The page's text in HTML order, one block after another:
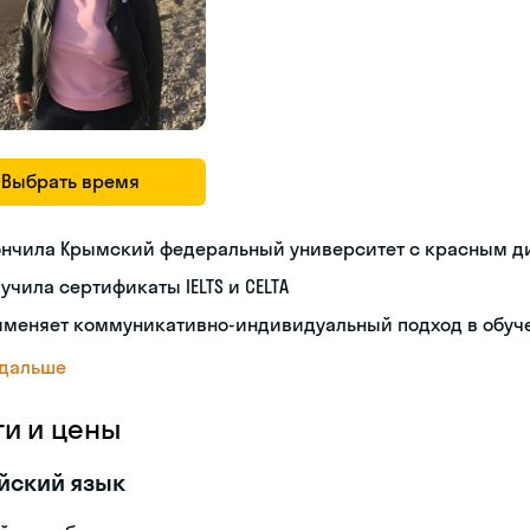
Выбрать время
Крымский федеральный университет с красным
сертификаты IELTS и CELTA
коммуникативно-индивидуальный подход в
и цены
язык